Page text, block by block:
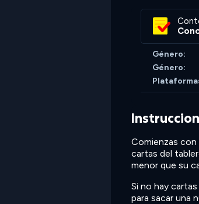
Género:
Género:
Comienzas con
cartas del
menor que su
Si no hay
para sacar una